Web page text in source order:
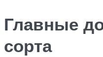
Главные
сорта